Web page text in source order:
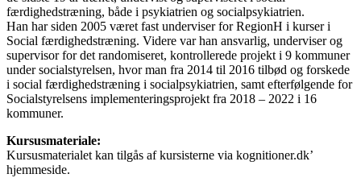
færdighedstræning, både i psykiatrien og socialpsykiatrien.
Han har siden 2005 været fast underviser for RegionH i kurser i
Social færdighedstræning. Videre var han ansvarlig, underviser og
supervisor for det randomiseret, kontrollerede projekt i 9 kommuner
under socialstyrelsen, hvor man fra 2014 til 2016 tilbød og forskede
i social færdighedstræning i socialpsykiatrien, samt efterfølgende for
Socialstyrelsens implementeringsprojekt fra 2018 – 2022 i 16
kommuner.
Kursusmateriale:
Kursusmaterialet kan tilgås af kursisterne via kognitioner.dk’
hjemmeside.